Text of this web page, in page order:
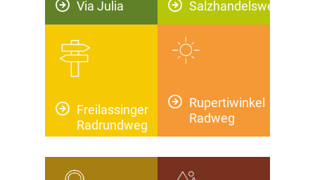
Via Julia Salzhandelsweg
Freilassinger
Radrundweg
Rupertiwinkel
Radweg